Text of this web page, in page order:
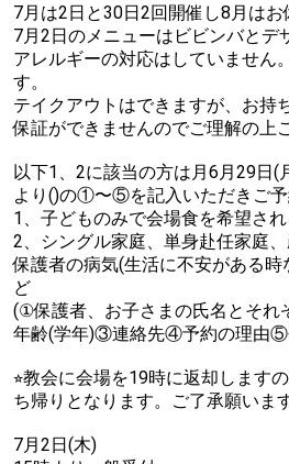
7月は2日と30日2回開催し8月はお
7月2日のメニューはビビンバとデ
アレルギーの対応はしていません
す。
テイクアウトはできますが、お持
保証ができませんのでご理解の上
以下1、2に該当の方は月6月29日(
より()の①〜⑤を記入いただきご予
1、子どものみで会場食を希望さ
2、シングル家庭、単身赴任家庭、
保護者の病気(生活に不安がある
ど
(①保護者、お子さまの氏名とそ
年齢(学年)③連絡先④予約の理由⑤
⭐︎教会に会場を19時に返却します
ち帰りとなります。ご了承願います
7月2日(木)